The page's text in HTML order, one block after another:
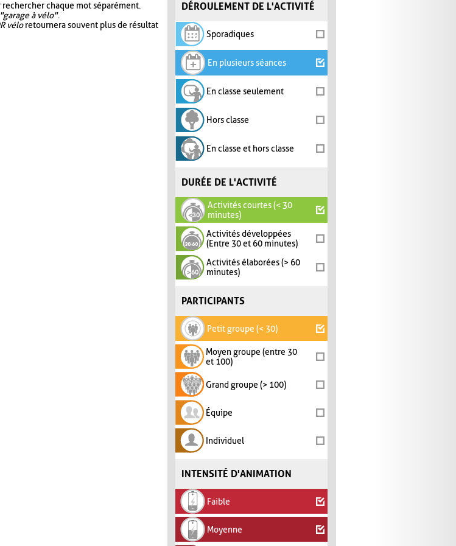
DÉROULEMENT DE L'ACTIVITÉ
Sporadiques
En plusieurs séances
En classe seulement
Hors classe
En classe et hors classe
DURÉE DE L'ACTIVITÉ
Activités courtes (< 30
minutes)
Activités développées
(Entre 30 et 60 minutes)
Activités élaborées (> 60
minutes)
PARTICIPANTS
Petit groupe (< 30)
Moyen groupe (entre 30
et 100)
Grand groupe (> 100)
Équipe
Individuel
INTENSITÉ D'ANIMATION
Faible
Moyenne
chaque mot séparément.
"garage à vélo".
véloretournera souvent plus de résultat